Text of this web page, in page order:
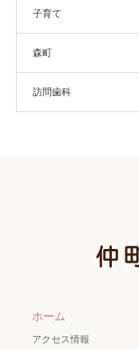
子育て
森町
訪問歯科
ホーム
アクセス情報